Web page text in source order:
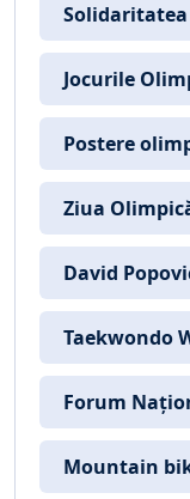
Jocurile
Postere
Ziua
David
Taekwondo
Forum
Mountain